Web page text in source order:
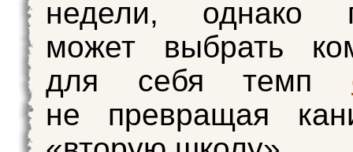
недели, однако
может выбрать
для себя темп
не превращая